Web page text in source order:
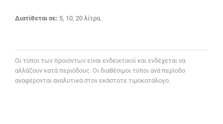
Διατίθεται σε: 5, 10, 20 λίτρα.
Oι τύποι των προιόντων είναι ενδεικτικοί και ενδέχεται να
αλλάζουν κατά περιόδους. Οι διαθέσιμοι τύποι ανά περίοδο
αναφέρονται αναλυτικά στον εκάστοτε τιμοκατάλογο.